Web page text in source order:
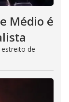
Médio é
de